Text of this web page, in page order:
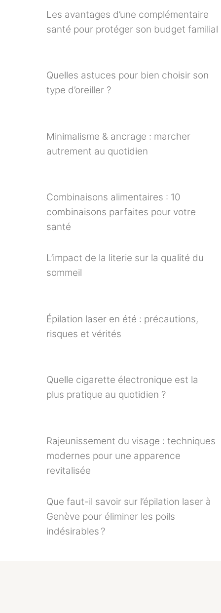
Les avantages d’une complémentaire
santé pour protéger son budget familial
Quelles astuces pour bien choisir son
type d’oreiller ?
Minimalisme & ancrage : marcher
autrement au quotidien
Combinaisons alimentaires : 10
combinaisons parfaites pour votre
santé
L’impact de la literie sur la qualité du
sommeil
Épilation laser en été : précautions,
risques et vérités
Quelle cigarette électronique est la
plus pratique au quotidien ?
Rajeunissement du visage : techniques
modernes pour une apparence
revitalisée
Que faut-il savoir sur l’épilation laser à
Genève pour éliminer les poils
indésirables ?